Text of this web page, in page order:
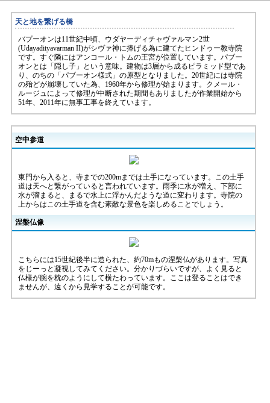
天と地を繋げる橋
バプーオンは11世紀中頃、ウダヤーディチャヴァルマン2世
(Udayadityavarman II)がシヴァ神に捧げる為に建てたヒンドゥー教寺院
です。すぐ隣にはアンコール・トムの王宮が位置しています。パブー
オンとは「隠し子」という意味。建物は3層から成るピラミッド型であ
り、のちの「パブーオン様式」の原型となりました。20世紀には寺院
の殆どが崩壊していた為、1960年から修理が始まります。クメール・
ルージュによって修理が中断された期間もありましたが作業開始から
51年、2011年に無事工事を終えています。
空中参道
東門から入ると、寺までの200mまでは土手になっています。この土手
道は天へと繋がっていると言われています。雨季に水が増え、下部に
水が溜まると、まるで水上に浮かんだような道に変わります。寺院の
上からはこの土手道を含む素敵な景色を楽しめることでしょう。
涅槃仏像
こちらには15世紀後半に造られた、約70mもの涅槃仏があります。写真
をじーっと凝視してみてください。分かりづらいですが、よく見ると
仏様が腕を枕のようにして横たわっています。ここは登ることはでき
ませんが、遠くから見学することが可能です。